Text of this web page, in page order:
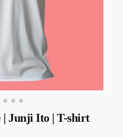
| Junji Ito | T-shirt